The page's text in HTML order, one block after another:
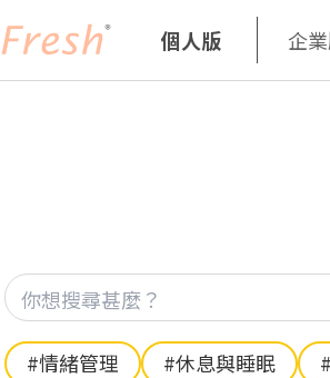
個人版 企
Hashtag
#情緒管理 #休息與睡眠